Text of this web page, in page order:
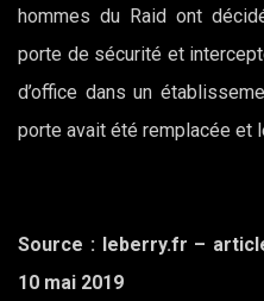
hommes du Raid ont
porte de sécurité et
d’office dans un
porte avait été remplacée et
Source : leberry.fr –
10 mai 2019